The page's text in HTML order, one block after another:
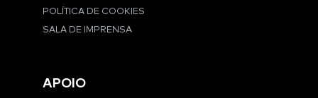
POLÍTICA DE COOKIES
SALA DE IMPRENSA
APOIO